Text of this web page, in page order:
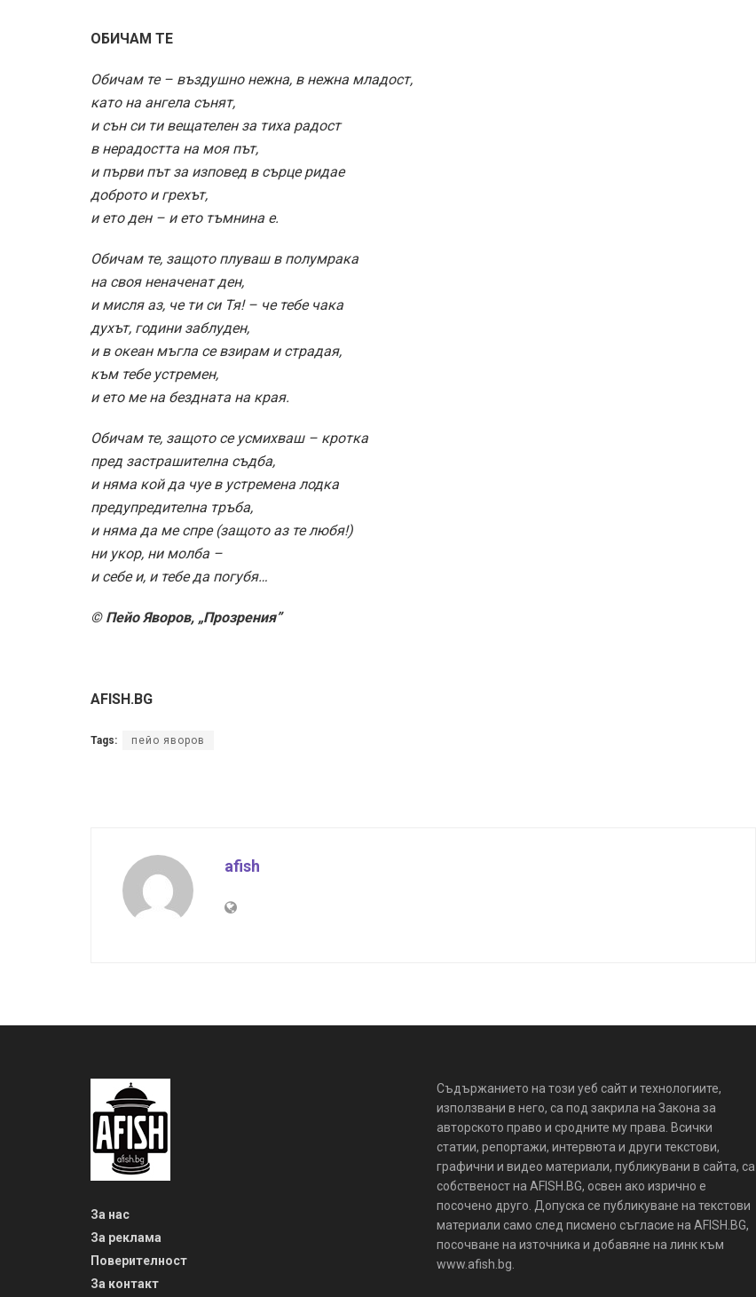
ОБИЧАМ ТЕ
Обичам те – въздушно нежна, в нежна младост,
като на ангела сънят,
и сън си ти вещателен за тиха радост
в нерадостта на моя път,
и първи път за изповед в сърце ридае
доброто и грехът,
и ето ден – и ето тъмнина е.
Обичам те, защото плуваш в полумрака
на своя неначенат ден,
и мисля аз, че ти си Тя! – че тебе чака
духът, години заблуден,
и в океан мъгла се взирам и страдая,
към тебе устремен,
и ето ме на бездната на края.
Обичам те, защото се усмихваш – кротка
пред застрашителна съдба,
и няма кой да чуе в устремена лодка
предупредителна тръба,
и няма да ме спре (защото аз те любя!)
ни укор, ни молба –
и себе и, и тебе да погубя…
© Пейо Яворов, „Прозрения”
AFISH.BG
Tags: пейо яворов
afish
За нас
За реклама
Поверителност
За контакт
Съдържанието на този уеб сайт и технологиите,
използвани в него, са под закрила на Закона за
авторското право и сродните му права. Всички
статии, репортажи, интервюта и други текстови,
графични и видео материали, публикувани в сайта, са
собственост на AFISH.BG, освен ако изрично е
посочено друго. Допуска се публикуване на текстови
материали само след писмено съгласие на AFISH.BG,
посочване на източника и добавяне на линк към
www.afish.bg.